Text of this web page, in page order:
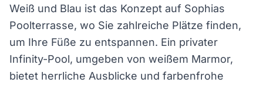
Weiß und Blau ist das Konzept auf Sophias
Poolterrasse, wo Sie zahlreiche Plätze finden,
um Ihre Füße zu entspannen. Ein privater
Infinity-Pool, umgeben von weißem Marmor,
bietet herrliche Ausblicke und farbenfrohe